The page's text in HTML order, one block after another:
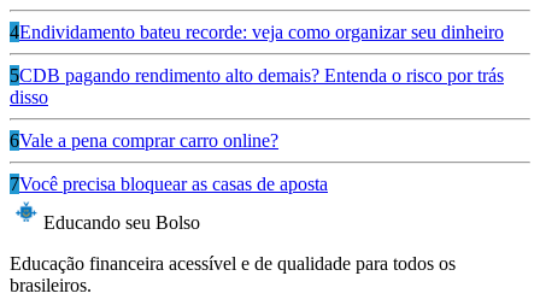
4Endividamento bateu recorde: veja como organizar seu dinheiro
5CDB pagando rendimento alto demais? Entenda o risco por trás
disso
6Vale a pena comprar carro online?
7Você precisa bloquear as casas de aposta
Educando seu Bolso
Educação financeira acessível e de qualidade para todos os
brasileiros.